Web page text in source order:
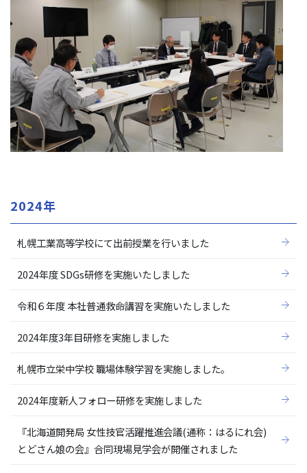
2024年
札幌工業高等学校にて出前授業を行いました
2024年度 SDGs研修を実施いたしました
令和６年度 本社普通救命講習を実施いたしました
2024年度3年目研修を実施しました
札幌市立栄中学校 職場体験学習を実施しました。
2024年度新人フォロー研修を実施しました
『北海道開発局 女性技官活躍推進会議(通称：はるにれ会)
とどさん娘の会』合同現場見学会が開催されました